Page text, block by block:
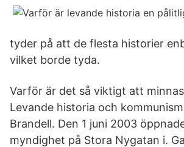
tyder på att de flesta historier
vilket borde tyda.
Varför är det så viktigt att
Levande historia och
Brandell. Den 1 juni 2003
myndighet på Stora Nygatan i.